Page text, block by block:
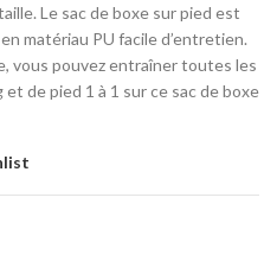
Le sac de boxe sur pied est
matériau PU facile d’entretien.
vous pouvez entraîner toutes les
de pied 1 à 1 sur ce sac de boxe